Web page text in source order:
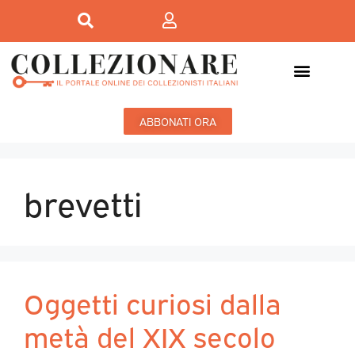
ABBONATI ORA
brevetti
Oggetti curiosi dalla
metà del XIX secolo